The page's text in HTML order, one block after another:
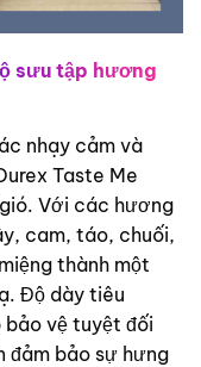
sưu tập hương
nhạy cảm và
Taste Me
Với các hương
cam, táo, chuối,
thành một
Độ dày tiêu
vệ tuyệt đối
đảm bảo sự hưng